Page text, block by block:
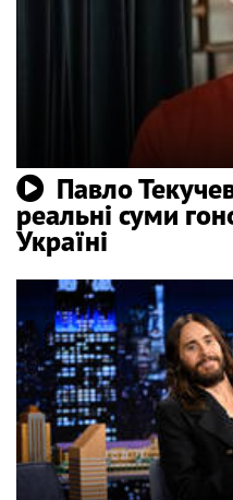
Павло
реальні суми
Україні